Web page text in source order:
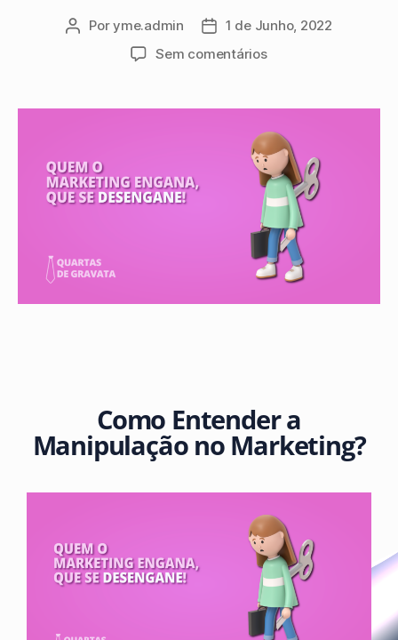
Poryme.admin
1 de Junho, 2022
Sem comentários
Como Entender a
Manipulação no Marketing?